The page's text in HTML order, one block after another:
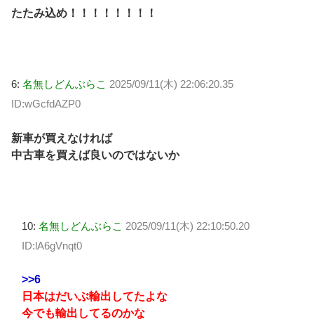
たたみ込め！！！！！！！！
6: 名無しどんぶらこ 2025/09/11(木) 22:06:20.35
ID:wGcfdAZP0
新車が買えなければ
中古車を買えば良いのではないか
10: 名無しどんぶらこ 2025/09/11(木) 22:10:50.20
ID:lA6gVnqt0
>>6
日本はだいぶ輸出してたよな
今でも輸出してるのかな